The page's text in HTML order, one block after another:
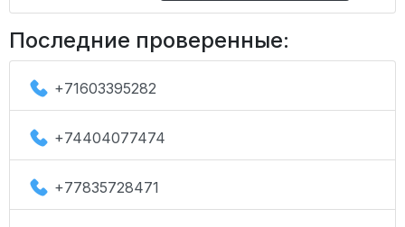
Последние проверенные:
+71603395282
+74404077474
+77835728471